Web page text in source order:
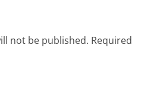
not be published. Required